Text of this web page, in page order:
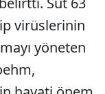
virüslerinin
yöneten